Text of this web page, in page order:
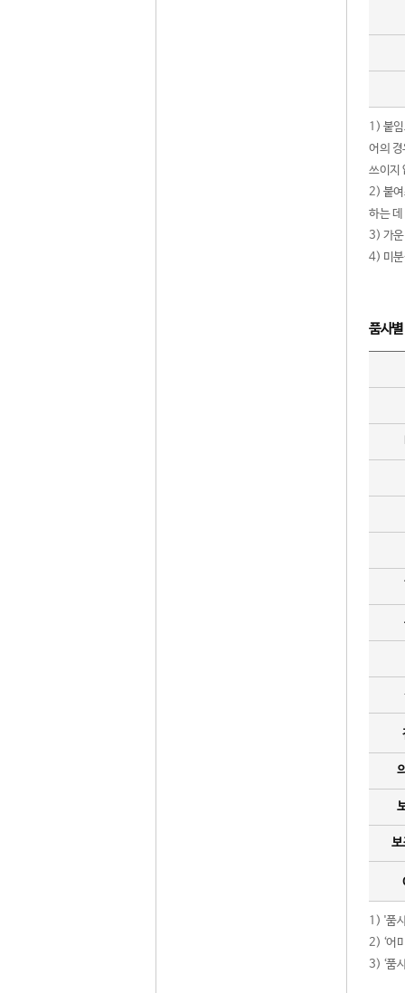
1) 붙
어의
쓰이지
2) 붙여
하는
3) 가운
4) 미분
품사
보
1) '품
2) ‘어
3) ‘품